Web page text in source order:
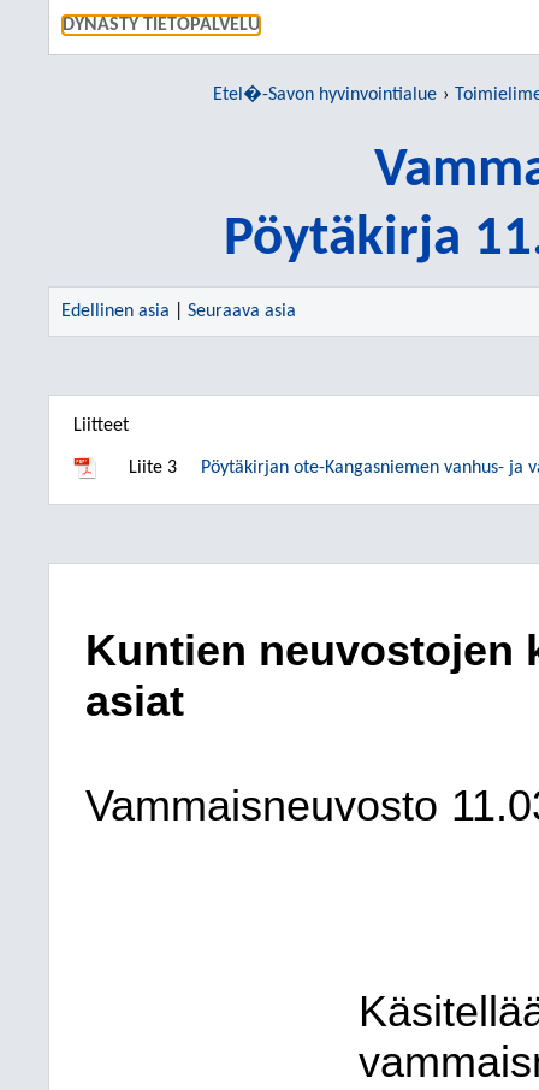
DYNASTY TIETOPALVELU
Etel�-Savon hyvinvointialue
Pöytäkirja
Edellinen asia Seuraava asia
Liitteet
Liite 3 Pöytäkirjan ote-Kangasniemen vanhus- ja
Kuntien neuvostojen
asiat
Vammaisneuvosto